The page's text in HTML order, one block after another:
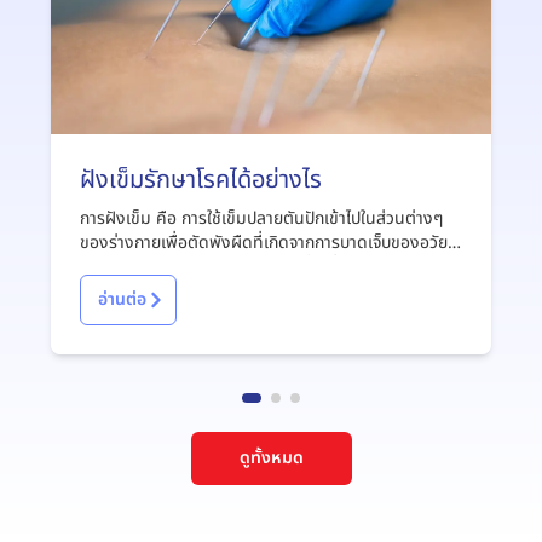
ฝังเข็มรักษาโรคได้อย่างไร
การฝังเข็ม คือ การใช้เข็มปลายตันปักเข้าไปในส่วนต่างๆ
ของร่างกายเพื่อตัดพังผืดที่เกิดจากการบาดเจ็บของอวัยวะ
หนักซ้ำๆ
อ่านต่อ
ดูทั้งหมด